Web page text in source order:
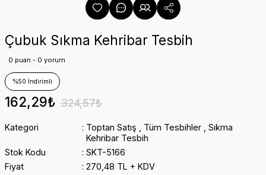
Çubuk Sıkma Kehribar Tesbih
0 puan - 0 yorum
%50 İndirimli
162,29₺ 324,57₺
Kategori Toptan Satış Tüm Tesbihler
Sıkma
Kehribar Tesbih
Stok Kodu
SKT-5166
Fiyat
270,48 TL + KDV